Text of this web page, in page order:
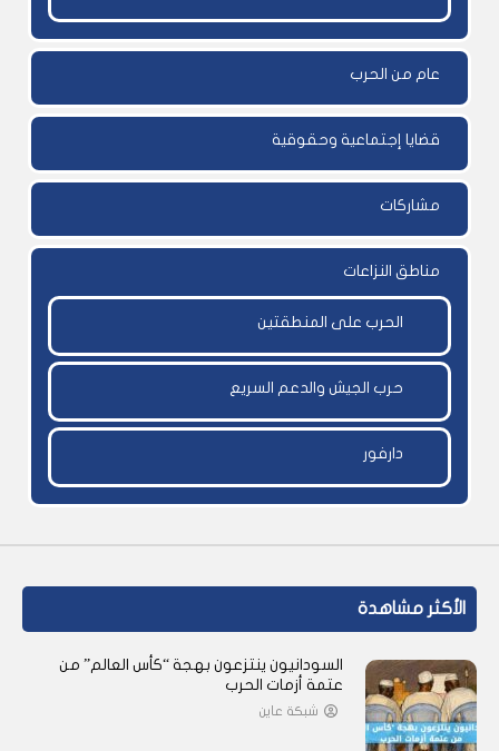
عام من الحرب
قضايا إجتماعية وحقوقية
مشاركات
مناطق النزاعات
الحرب على المنطقتين
حرب الجيش والدعم السريع
دارفور
الأكثر مشاهدة
السودانيون ينتزعون بهجة “كأس العالم” من
عتمة أزمات الحرب
شبكة عاين